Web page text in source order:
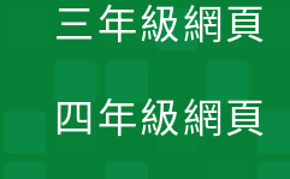
三年級網頁
四年級網頁